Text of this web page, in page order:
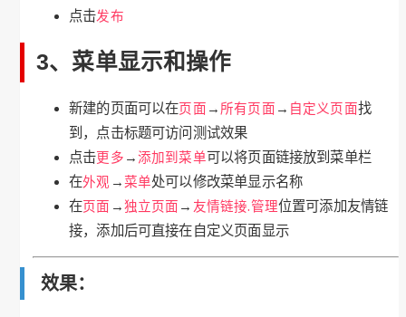
点击发布
3、菜单显示和操作
新建的页面可以在页面 → 所有页面 → 自定义页面找
到，点击标题可访问测试效果
点击更多 →添加到菜单可以将页面链接放到菜单栏
在外观 →菜单处可以修改菜单显示名称
在页面 →独立页面 → 友情链接.管理位置可添加友情链
接，添加后可直接在自定义页面显示
效果：